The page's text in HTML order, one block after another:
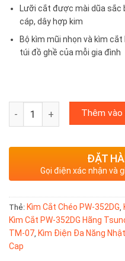
Lưỡi cắt được mài dũa sắc
cáp, dây hợp kim
Bộ kìm mũi nhọn và kìm
túi đồ ghề của mỗi gia đình
Bộ kìm mũi nhọn và kìm
Thêm vào
ĐẶT
Gọi điện xác nhận và
Thẻ: Kìm Cắt Chéo PW-352DG
Kìm Cắt PW-352DG Hãng
TM-07 Kìm Điện Đa Năng
Cap